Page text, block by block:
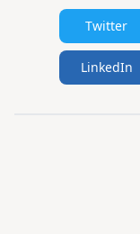
Twitter
LinkedIn